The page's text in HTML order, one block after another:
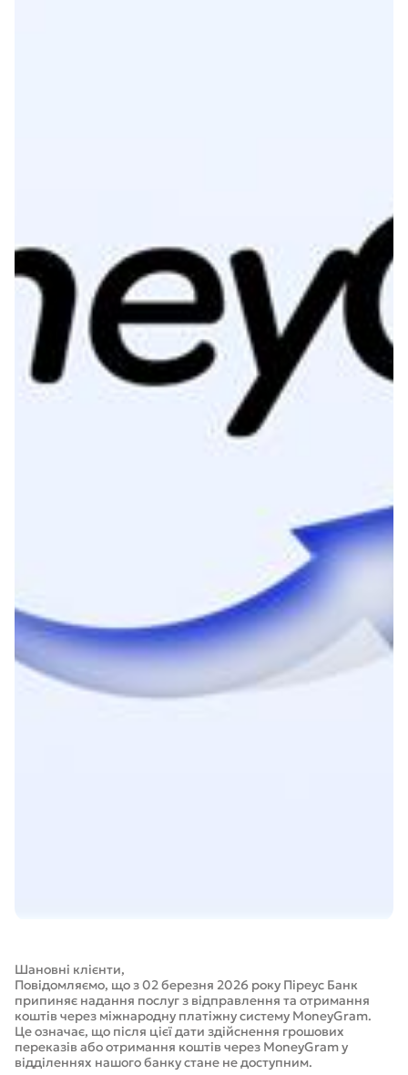
Шановні клієнти,
Повідомляємо, що з 02 березня 2026 року Піреус Банк
припиняє надання послуг з відправлення та отримання
коштів через міжнародну платіжну систему MoneyGram.
Це означає, що після цієї дати здійснення грошових
переказів або отримання коштів через MoneyGram у
відділеннях нашого банку стане не доступним.